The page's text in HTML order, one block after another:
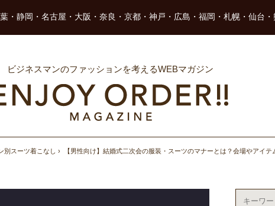
・静岡・名古屋・大阪・奈良・京都・神戸・広島・福岡・札幌・仙台
ビジネスマンのファッションを考えるWEBマガジン
別スーツ着こなし 【男性向け】結婚式二次会の服装・スーツのマナーとは？会場やアイテ